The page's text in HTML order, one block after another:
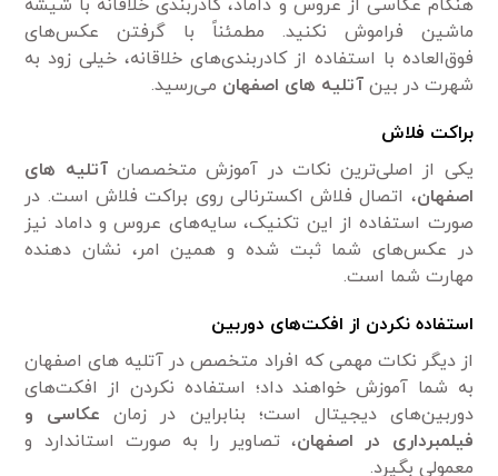
هنگام عکاسی از عروس و داماد، کادر‌بندی خلاقانه با شیشه
ماشین فراموش نکنید. مطمئناً با گرفتن عکس‌های
فوق‌العاده با استفاده از کادر‌بندی‌های خلاقانه، خیلی زود به
شهرت در بینآتلیه های اصفهان می‌رسید.
براکت فلاش
یکی از اصلی‌ترین نکات در آموزش متخصصانآتلیه های
اصفهان، اتصال فلاش اکسترنالی روی براکت فلاش است. در
صورت استفاده از این تکنیک، سایه‌های عروس و داماد نیز
در عکس‌های شما ثبت شده و همین امر، نشان دهنده
مهارت شما است.
استفاده نکردن از افکت‌های دوربین
از دیگر نکات مهمی که افراد متخصص در آتلیه های اصفهان
به شما آموزش خواهند داد؛ استفاده نکردن از افکت‌های
دوربین‌های دیجیتال است؛ بنابراین در زمان عکاسی و
فیلمبرداری در اصفهان، تصاویر را به صورت استاندارد و
معمولی بگیرد.